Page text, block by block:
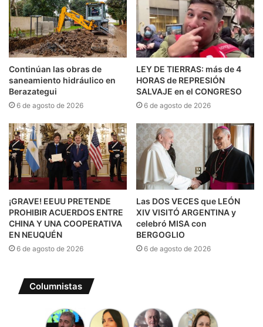
Continúan las obras de
saneamiento hidráulico en
Berazategui
6 de agosto de 2026
LEY DE TIERRAS: más de 4
HORAS de REPRESIÓN
SALVAJE en el CONGRESO
6 de agosto de 2026
¡GRAVE! EEUU PRETENDE
PROHIBIR ACUERDOS ENTRE
CHINA Y UNA COOPERATIVA
EN NEUQUÉN
6 de agosto de 2026
Las DOS VECES que LEÓN
XIV VISITÓ ARGENTINA y
celebró MISA con
BERGOGLIO
6 de agosto de 2026
Columnistas